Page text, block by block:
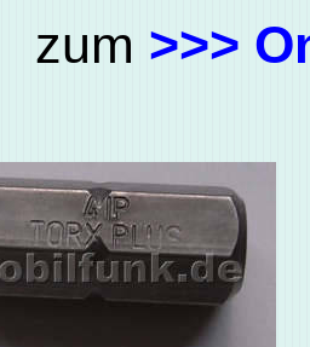
zum >>>